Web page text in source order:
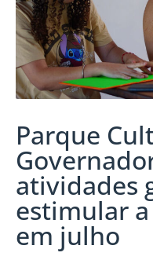
Parque
atividades
estimular
em julho